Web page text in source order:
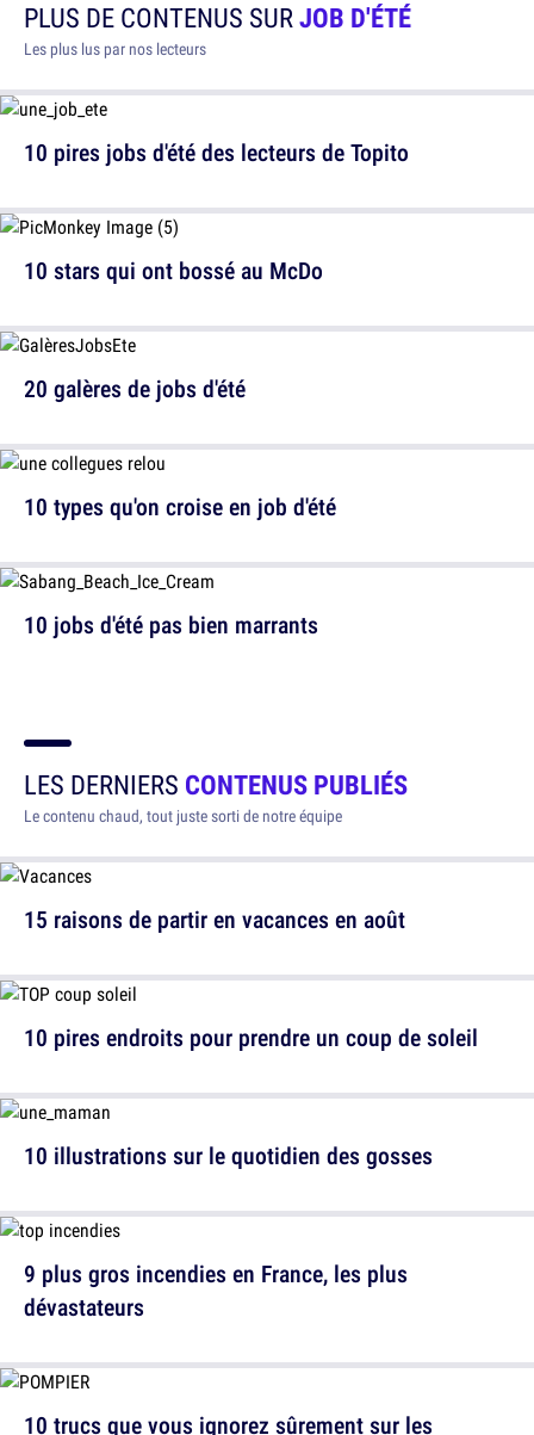
PLUS DE CONTENUS SURJOB D'ÉTÉ
Les plus lus par nos lecteurs
10 pires jobs d'été des lecteurs de Topito
20 galères de jobs d'été
10 stars qui ont bossé au McDo
10 types qu'on croise en job d'été
10 jobs d'été pas bien marrants
LES DERNIERS CONTENUS PUBLIÉS
Le contenu chaud, tout juste sorti de notre équipe
15 raisons de partir en vacances en août
10 illustrations sur le quotidien des gosses
10 trucs que vous ignorez sûrement sur les
10 pires endroits pour prendre un coup de soleil
9 plus gros incendies en France, les plus
dévastateurs